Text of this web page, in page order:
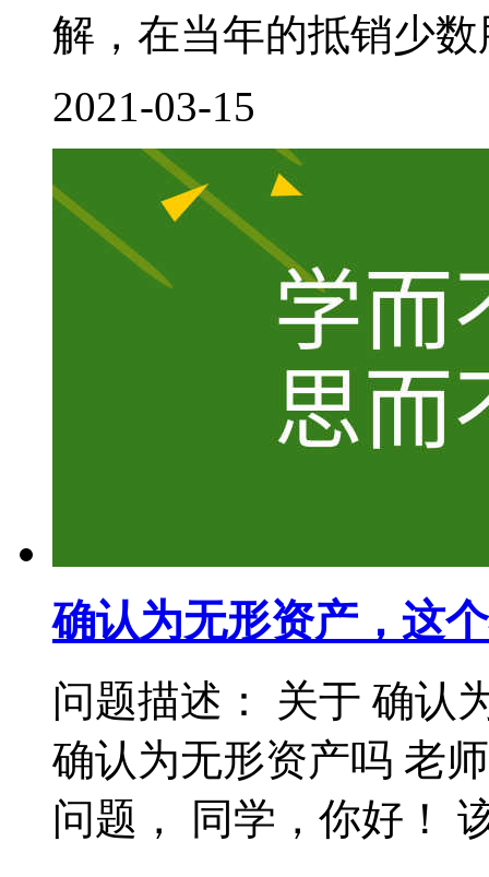
解，在当年的抵销少
2021-03-15
确认为无形资产，这
问题描述： 关于 确认
确认为无形资产吗 老
问题， 同学，你好！